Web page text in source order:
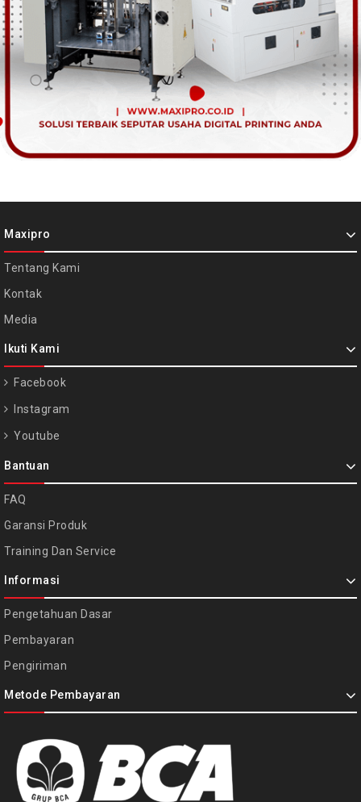
Maxipro
Tentang Kami
Kontak
Media
Ikuti Kami
Facebook
Instagram
Youtube
Bantuan
FAQ
Garansi Produk
Training Dan Service
Informasi
Pengetahuan Dasar
Pembayaran
Pengiriman
Metode Pembayaran